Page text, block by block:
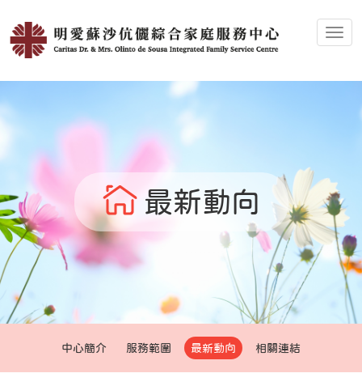
最新動向
中心簡介 服務範圍 最新動向 相關連結